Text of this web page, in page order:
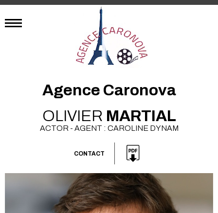
Agence Caronova
OLIVIER MARTIAL
ACTOR - AGENT : CAROLINE DYNAM
CONTACT